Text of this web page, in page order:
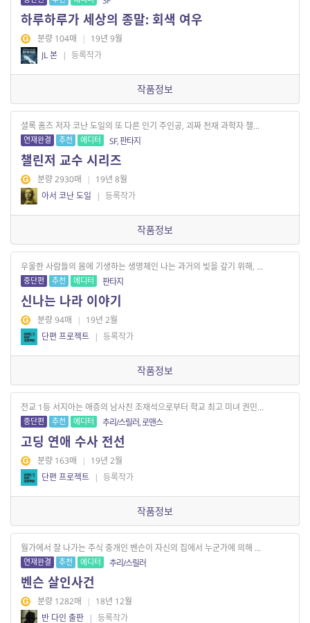
하루하루가 세상의 종말: 회색 여우
분량 104매 | 19년 9월
JL 본 | 등록작가
작품정보
셜록 홈즈 저자 코난 도일의 또 다른 인기 주인공, 괴짜 천재 과학자 챌...
연재완결 추천 에디터 SF, 판타지
챌린저 교수 시리즈
분량 2930매 | 19년 8월
아서 코난 도일
| 등록작가
작품정보
우울한 사람들의 몸에 기생하는 생명체인 나는 과거의 빚을 갚기 위해, ...
중단편 추천 에디터 판타지
신나는 나라 이야기
분량 94매 | 19년 2월
단편 프로젝트 | 등록작가
작품정보
전교 1등 서지아는 애증의 남사친 조재석으로부터 학교 최고 미녀 권민...
중단편 추천 에디터 추리/스릴러, 로맨스
고딩 연애 수사 전선
분량 163매 | 19년 2월
단편 프로젝트 | 등록작가
작품정보
월가에서 잘 나가는 주식 중개인 벤슨이 자신의 집에서 누군가에 의해 ...
연재완결 추천 에디터 추리/스릴러
벤슨 살인사건
분량 1282매 | 18년 12월
반 다인 출판 | 등록작가